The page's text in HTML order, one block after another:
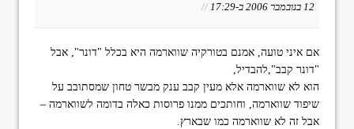
12 בנובמבר 2006 ב-17:29 //
אם איני טועה, אמנם בטורקיה שווארמה היא בכלל "דונר", אבל
"דונר קבב",להבדיל,
הוא לא שווארמה אלא מעין קבב ענק מבשר טחון שמסתובב על
שיפוד שווארמה, וחותכים ממנו פרוסות כאלה בדומה לשווארמה –
אבל זה לא שווארמה כמו שבארץ.